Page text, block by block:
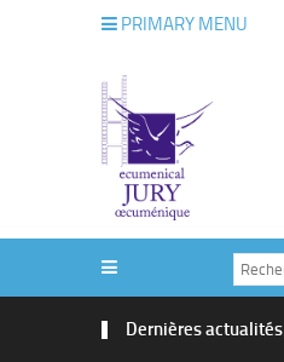
PRIMARY MENU
Dernières actualités